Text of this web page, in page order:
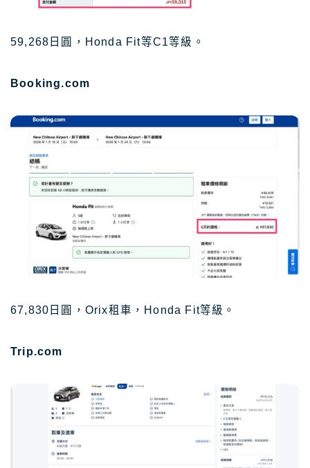
59,268日圓，Honda Fit等C1等級。
Booking.com
67,830日圓，Orix租車，Honda Fit等級。
Trip.com